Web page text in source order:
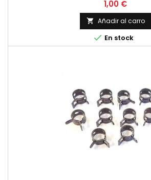
Precio
1,00 €
 Añadir al carro
 En stock